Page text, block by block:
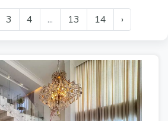
3 4 ... 13 14 ›